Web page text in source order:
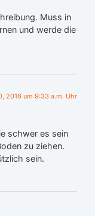
Muss in
und werde die
2016 um 9:33 a.m. Uhr
schwer es sein
zu ziehen.
sein.